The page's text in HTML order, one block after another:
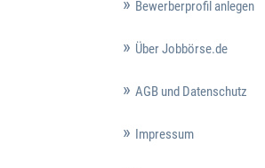
Bewerberprofil anlegen
Über Jobbörse.de
AGB und Datenschutz
Impressum